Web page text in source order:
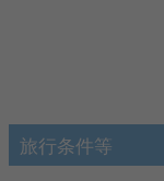
旅行条件等